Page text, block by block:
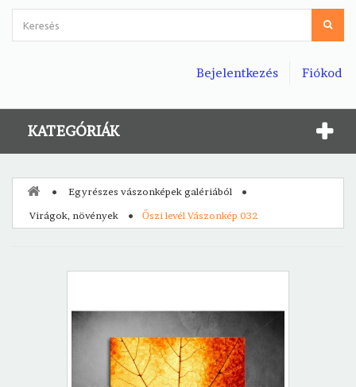
Fiókod
Bejelentkezés
KATEGÓRIÁK
Egyrészes vászonképek galériából
Virágok, növények
Őszi levél Vászonkép 032